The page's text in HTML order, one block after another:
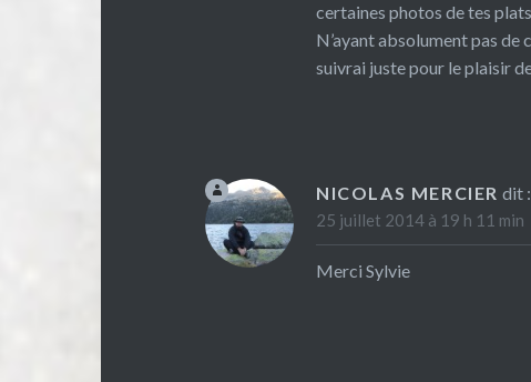
certaines photos de tes
N’ayant absolument pas de
suivrai juste pour le plaisir
NICOLAS MERCIER dit :
25 juillet 2014 à 19 h 11 min
Merci Sylvie